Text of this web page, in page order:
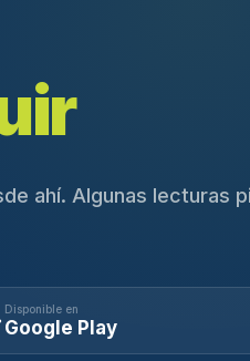
ahí. Algunas lecturas
Disponible en
Google Play